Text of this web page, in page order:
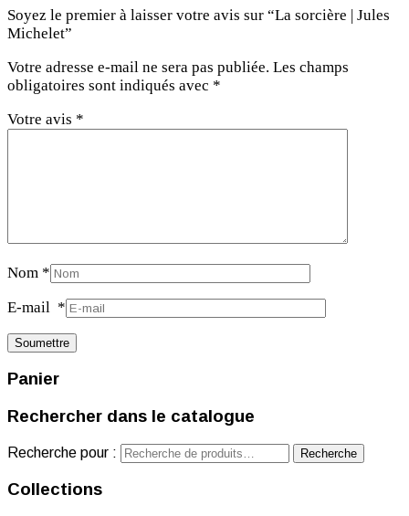
Soyez le premier à laisser votre avis sur “La sorcière | Jules
Michelet”
Votre adresse e-mail ne sera pas publiée. Les champs
obligatoires sont indiqués avec *
Votre avis *
Nom *
E-mail *
Panier
Rechercher dans le catalogue
Recherche pour : Recherche
Collections